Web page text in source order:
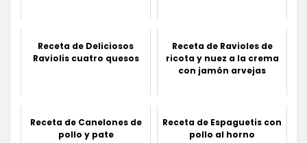
Receta de Deliciosos
Raviolis cuatro quesos
Receta de Ravioles de
ricota y nuez a la crema
con jamón arvejas
Receta de Canelones de
pollo y pate
Receta de Espaguetis con
pollo al horno